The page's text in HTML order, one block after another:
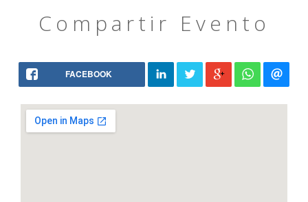
Compartir Evento
FACEBOOK